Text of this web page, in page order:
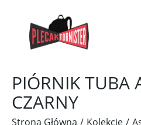
PIÓRNIK TUBA
CZARNY
Strona Główna Kolekcje